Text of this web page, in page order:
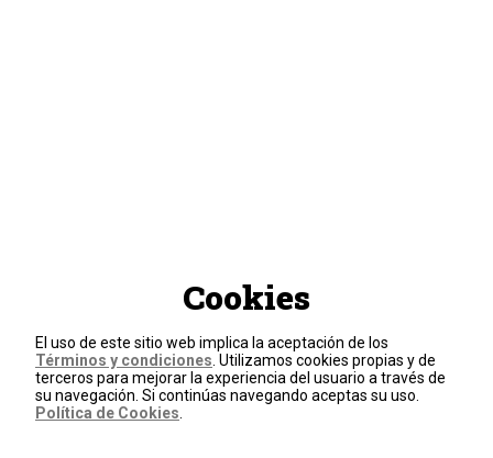
Cookies
El uso de este sitio web implica la aceptación de los
Términos y condiciones . Utilizamos cookies propias y de
terceros para mejorar la experiencia del usuario a través de
su navegación. Si continúas navegando aceptas su uso.
Política de Cookies